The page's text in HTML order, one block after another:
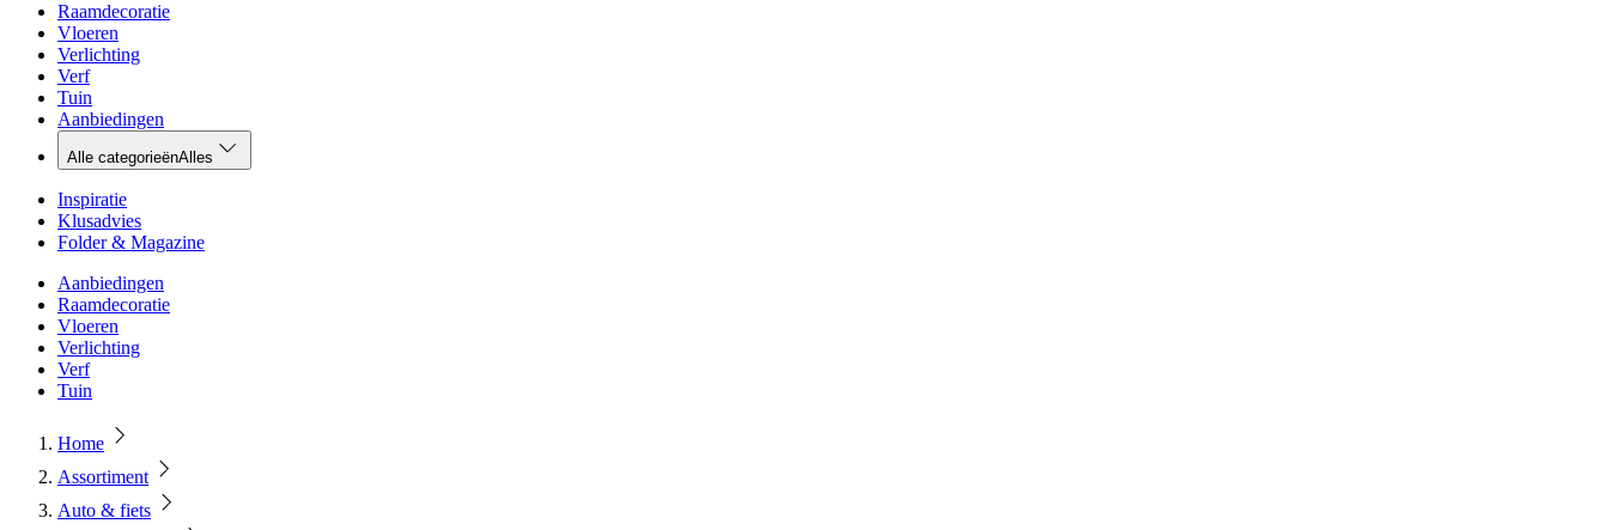
Raamdecoratie
Vloeren
Verlichting
Verf
Tuin
Aanbiedingen
Alle categorieënAlles
Inspiratie
Klusadvies
Folder & Magazine
Aanbiedingen
Raamdecoratie
Vloeren
Verlichting
Verf
Tuin
Home
Assortiment
Auto & fiets